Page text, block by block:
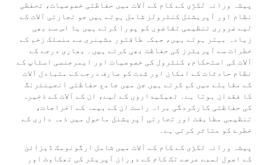
پیشہ ورانہ لکڑی کے کام کے آلات میں حفاظتی خصوصیات، تحفظی
نظام اور آپریشنل کنٹرولز شامل ہوتے ہیں جو تجارتی آلات کے
لیے ضروری تنظیمی تقاضوں کو پورا کرتے ہیں یا اس سے بھی
زیادہ بہتر ہوتے ہیں، جبکہ طاقتور مشینری سے منسلک زخم کے
خطرات سے آپریٹرز کی حفاظت بھی کرتے ہیں۔ بھاری درجے کے
آلات کی استحکام، کنٹرول کی خصوصیات اور ایمرجنسی اسٹاپ کے
نظام حادثات کے امکان اور شدت کو صارف درجے کے متبادل آلات
کے مقابلے میں کم کرتے ہیں جن میں جامع حفاظتی انجینئرنگ
کا فقدان ہوتا ہے۔ ٹھیکیداروں کے لیے، ان کے آلات کے ذخیرہ
کی حفاظتی کارکردگی براہ راست ان کے بیمہ کے اخراجات،
تنظیمی مطابقت اور تجارتی آپریشنل ماحول میں ذمہ داری کے
خطرے کو متاثر کرتی ہے۔
پیشہ ورانہ لکڑی کے کام کے آلات میں شامل ارگونومک ڈیزائن
کے اصول لمبے عرصے تک کام کے دوران آپریٹر کی تھکاوٹ اور